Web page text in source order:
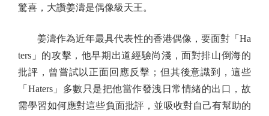
驚喜，大讚姜濤是偶像級天王。
姜濤作為近年最具代表性的香港偶像，要面對「Ha
ters」的攻擊，他早期出道經驗尚淺，面對排山倒海的
批評，曾嘗試以正面回應反擊；但其後意識到，這些
「Haters」多數只是把他當作發洩日常情緒的出口，故
需學習如何應對這些負面批評，並吸收對自己有幫助的